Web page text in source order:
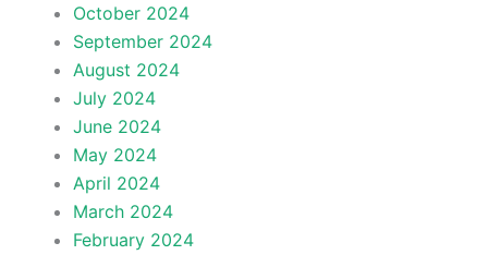
October 2024
September 2024
August 2024
July 2024
June 2024
May 2024
April 2024
March 2024
February 2024